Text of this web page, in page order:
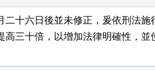
二十六日後並未修正，爰依刑法施
高三十倍，以增加法律明確性，並